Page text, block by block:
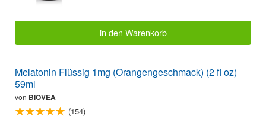
in den Warenkorb
Melatonin Flüssig 1mg (Orangengeschmack) (2 fl oz)
59ml
von BIOVEA
(154)